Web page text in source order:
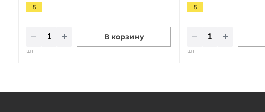
5
В корзину
шт
5
шт